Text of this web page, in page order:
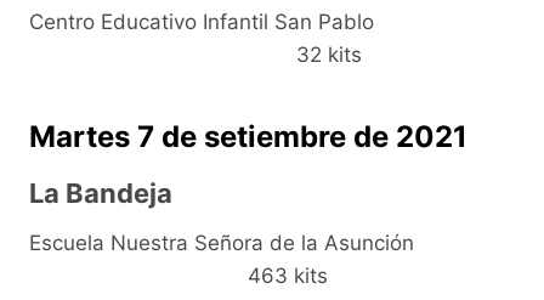
Centro Educativo Infantil San Pablo
32 kits
Martes 7 de setiembre de 2021
La Bandeja
Escuela Nuestra Señora de la Asunción
463 kits